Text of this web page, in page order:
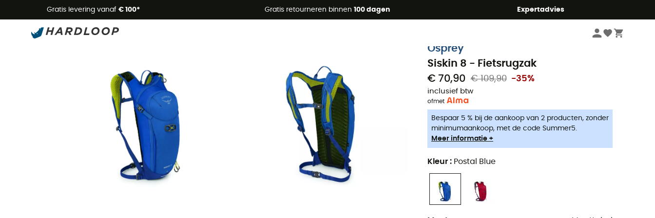
Gratis levering vanaf € 100* Gratis retourneren binnen 100 dagen Expertadvies
Zomeraanbiedingen 🔥 -5% EXTRA vanaf 2 producten* met code Summer5
Osprey
Siskin 8 - Fietsrugzak
€ 70,90 € 109,90 -35%
inclusief btw
ofmet
Bespaar 5 % bij de aankoop van 2 producten, zonder
minimumaankoop, met de code Summer5.
Meer informatie +
Kleur : Postal Blue